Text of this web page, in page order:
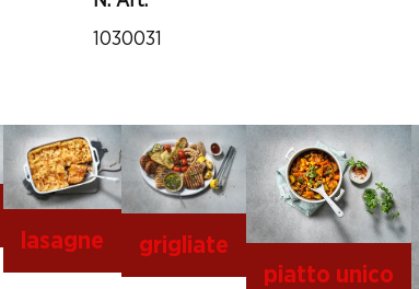
1030031
lasagne
grigliate
piatto unico